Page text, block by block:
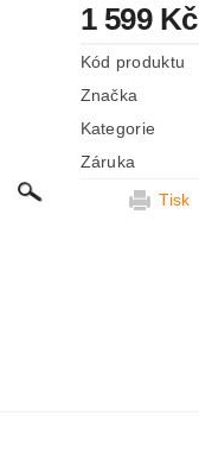
1 599 Kč
Kód produktu
Značka
Kategorie
Záruka
Tisk